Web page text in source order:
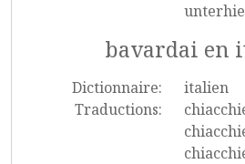
bavardai en
Dictionnaire:
italien
Traductions: